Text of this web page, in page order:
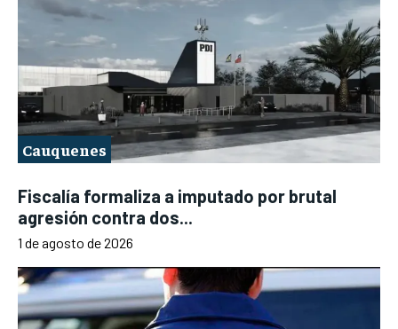
Cauquenes
Fiscalía formaliza a imputado por brutal
agresión contra dos...
1 de agosto de 2026